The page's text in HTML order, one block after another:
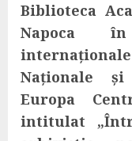
Biblioteca
Napoca
internaționale
Naționale
Europa
intitulat